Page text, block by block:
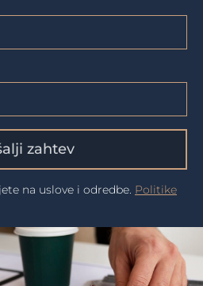
zahtev
na uslove i odredbe. Politike